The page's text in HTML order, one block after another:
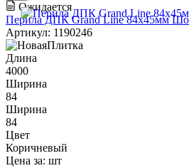
Ожидается
Перила ДПК Grand Line 84х45мм
Артикул: 1190246
Длина
4000
Ширина
84
Ширина
84
Цвет
Коричневый
Цена за: шт